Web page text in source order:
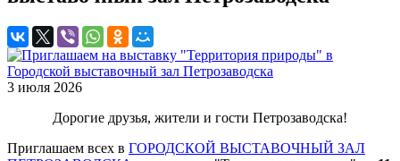
3 июля 2026
Дорогие друзья, жители и гости Петрозаводска!
Приглашаем всех в ГОРОДСКОЙ ВЫСТАВОЧНЫЙ ЗАЛ